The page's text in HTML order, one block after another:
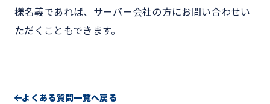
様名義であれば、サーバー会社の方にお問い合わせい
ただくこともできます。
よくある質問一覧へ戻る